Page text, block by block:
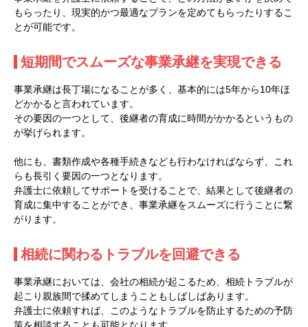
もらったり、現実的かつ最適なプランを定めてもらったりするこ
とが可能です。
短期間でスムーズな事業承継を実現できる
事業承継は長丁場になることが多く、基本的には5年から10年ほ
どかかると言われています。
その要因の一つとして、後継者の育成に時間がかかるというもの
が挙げられます。
他にも、書類作成や各種手続きなども行わなければならず、これ
らも長引く要因の一つとなります。
弁護士に依頼してサポートを受けることで、結果として後継者の
育成に集中することができ、事業承継をスムーズに行うことに繋
がります。
相続に関わるトラブルを回避できる
事業承継においては、会社の相続が起こるため、相続トラブルが
起こり親族間で揉めてしまうこともしばしばあります。
弁護士に依頼すれば、このようなトラブルを防止するための予防